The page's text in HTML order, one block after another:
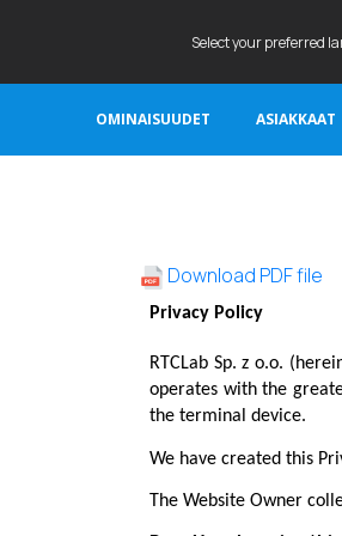
Select your preferred
OMINAISUUDET ASIAKKAAT
Download PDF file